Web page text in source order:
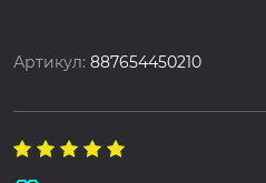
Артикул:887654450210